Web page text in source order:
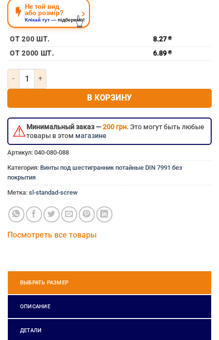
Не той вид
або розмір?
Клікай тут — підберемо!
›
👆
болт потай 10мм 10×14 мм 10×14 10х14 10*14 м10×14
ОТ 200 ШТ. 8.27 ₴
ОТ 2000 ШТ. 6.89 ₴
Количество товара Винт потайной под шестигранник без
В КОРЗИНУ
⚠Минимальный заказ —200 грн.Это могут быть любые
товары в этом магазине
Артикул: 040-080-088
Категория: Винты под шестигранник потайные DIN 7991 без
покрытия
Метка: sl-standad-screw
Посмотреть все товары
ВЫБРАТЬ РАЗМЕР
ОПИСАНИЕ
ДЕТАЛИ